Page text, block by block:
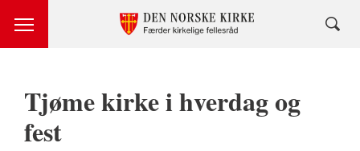
Tjøme kirke i hverdag og
fest